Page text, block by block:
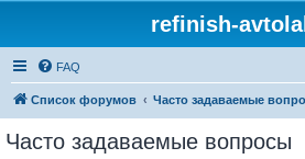
refinish-
FAQ
Список форумов Часто задаваемые
Часто задаваемые вопросы